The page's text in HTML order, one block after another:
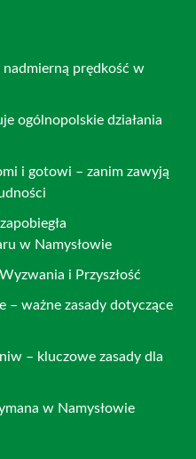
nadmierną prędkość w
ogólnopolskie działania
i gotowi – zanim zawyją
w Namysłowie
i Przyszłość
– ważne zasady dotyczące
– kluczowe zasady dla
w Namysłowie